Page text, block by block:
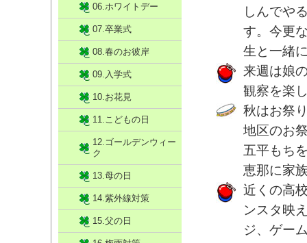
しんでや
す。今更
生と一緒
来週は娘
観察を楽
秋はお祭
地区のお
五平もち
恵那に家
近くの高
ンスタ映
ジ、ゲー
06.ホワイトデー
07.卒業式
08.春のお彼岸
09.入学式
10.お花見
11.こどもの日
12.ゴールデンウィー
ク
13.母の日
14.紫外線対策
15.父の日